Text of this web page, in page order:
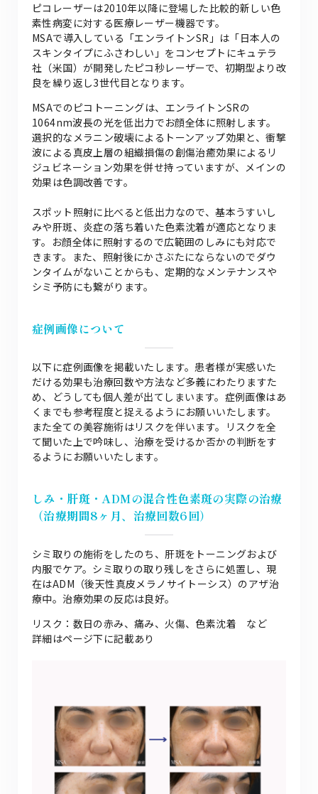
ピコレーザーは2010年以降に登場した比較的新しい色
素性病変に対する医療レーザー機器です。
MSAで導入している「エンライトンSR」は「日本人の
スキンタイプにふさわしい」をコンセプトにキュテラ
社（米国）が開発したピコ秒レーザーで、初期型より改
良を繰り返し3世代目となります。
MSAでのピコトーニングは、エンライトンSRの
1064nm波長の光を低出力でお顔全体に照射します。
選択的なメラニン破壊によるトーンアップ効果と、衝撃
波による真皮上層の組織損傷の創傷治癒効果によるリ
ジュビネーション効果を併せ持っていますが、メインの
効果は色調改善です。
スポット照射に比べると低出力なので、基本うすいし
みや肝斑、炎症の落ち着いた色素沈着が適応となりま
す。お顔全体に照射するので広範囲のしみにも対応で
きます。また、照射後にかさぶたにならないのでダウ
ンタイムがないことからも、定期的なメンテナンスや
シミ予防にも繋がります。
症例画像について
以下に症例画像を掲載いたします。患者様が実感いた
だける効果も治療回数や方法など多義にわたりますた
め、どうしても個人差が出てしまいます。症例画像はあ
くまでも参考程度と捉えるようにお願いいたします。
また全ての美容施術はリスクを伴います。リスクを全
て聞いた上で吟味し、治療を受けるか否かの判断をす
るようにお願いいたします。
しみ・肝斑・ADMの混合性色素斑の実際の治療
（治療期間8ヶ月、治療回数6回）
シミ取りの施術をしたのち、肝斑をトーニングおよび
内服でケア。シミ取りの取り残しをさらに処置し、現
在はADM（後天性真皮メラノサイトーシス）のアザ治
療中。治療効果の反応は良好。
リスク：数日の赤み、痛み、火傷、色素沈着 など
詳細はページ下に記載あり